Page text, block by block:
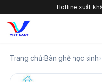
Hotline xuất
Trang chủ›Bàn ghế học sinh›